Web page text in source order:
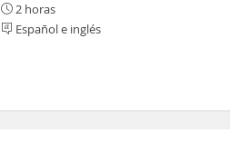
2 horas
Español e inglés